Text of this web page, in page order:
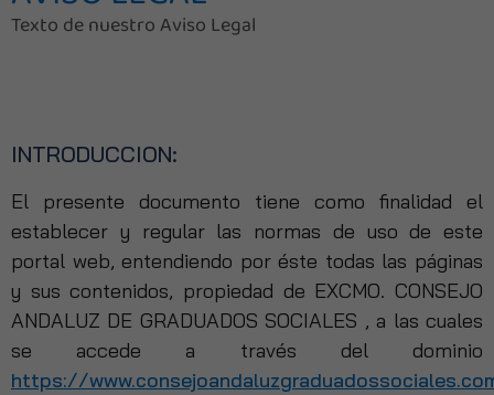
Texto de nuestro Aviso Legal
INTRODUCCION:
El presente documento tiene como finalidad el
establecer y regular las normas de uso de este
portal web, entendiendo por éste todas las páginas
y sus contenidos, propiedad de EXCMO. CONSEJO
ANDALUZ DE GRADUADOS SOCIALES , a las cuales
se accede a través del dominio
https://